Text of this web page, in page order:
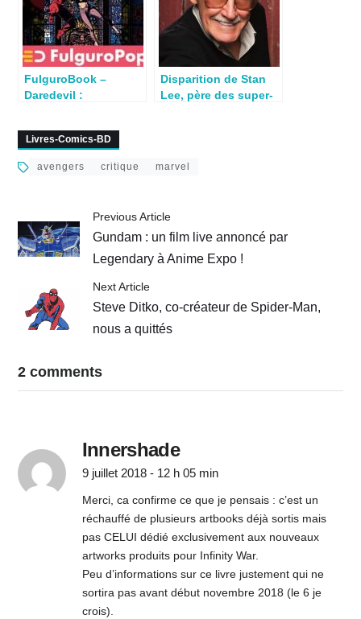
FulguroBook –
Daredevil :
d’oeuvre de Frank
Miller
Disparition de Stan
Lee, père des super-
Livres-Comics-BD
avengers critique marvel
Previous Article
Gundam : un film live annoncé par
Legendary à Anime Expo !
Next Article
Steve Ditko, co-créateur de Spider-Man,
nous a quittés
2 comments
Innershade
9 juillet 2018 - 12 h 05 min
Merci, ca confirme ce que je pensais : c’est un
réchauffé de plusieurs artbooks déjà sortis mais
pas CELUI dédié exclusivement aux nouveaux
artworks produits pour Infinity War.
Peu d’informations sur ce livre justement qui ne
sortira pas avant début novembre 2018 (le 6 je
crois).